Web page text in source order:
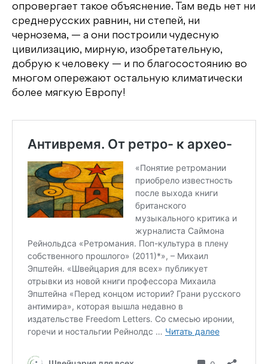
опровергает такое объяснение. Там ведь нет ни
среднерусских равнин, ни степей, ни
чернозема, — а они построили чудесную
цивилизацию, мирную, изобретательную,
добрую к человеку — и по благосостоянию во
многом опережают остальную климатически
более мягкую Европу!